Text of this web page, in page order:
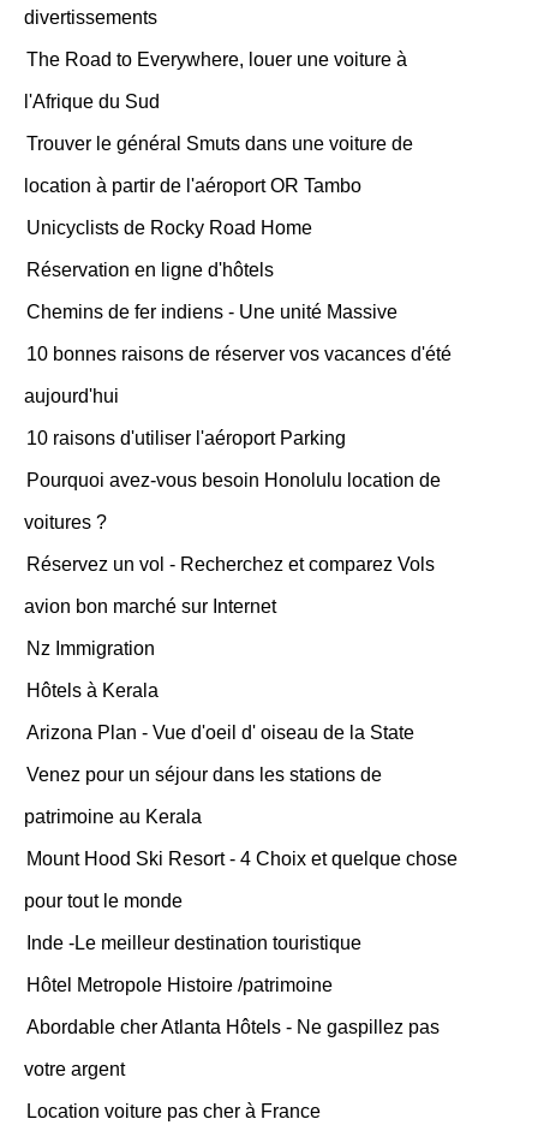
divertissements
The Road to Everywhere, louer une voiture à
l'Afrique du Sud
Trouver le général Smuts dans une voiture de
location à partir de l'aéroport OR Tambo
Unicyclists de Rocky Road Home
Réservation en ligne d'hôtels
Chemins de fer indiens - Une unité Massive
10 bonnes raisons de réserver vos vacances d'été
aujourd'hui
10 raisons d'utiliser l'aéroport Parking
Pourquoi avez-vous besoin Honolulu location de
voitures ?
Réservez un vol - Recherchez et comparez Vols
avion bon marché sur Internet
Nz Immigration
Hôtels à Kerala
Arizona Plan - Vue d'oeil d' oiseau de la State
Venez pour un séjour dans les stations de
patrimoine au Kerala
Mount Hood Ski Resort - 4 Choix et quelque chose
pour tout le monde
Inde -Le meilleur destination touristique
Hôtel Metropole Histoire /patrimoine
Abordable cher Atlanta Hôtels - Ne gaspillez pas
votre argent
Location voiture pas cher à France